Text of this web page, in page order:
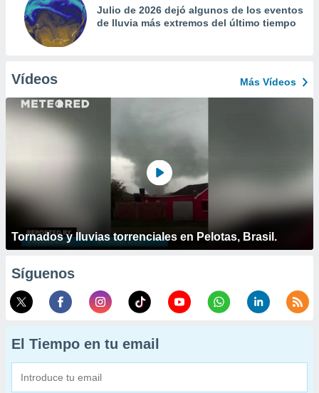
Julio de 2026 dejó algunos de los eventos
de lluvia más extremos del último tiempo
Vídeos Más Vídeos
Tornados y lluvias torrenciales en Pelotas, Brasil.
Síguenos
El Tiempo en tu email